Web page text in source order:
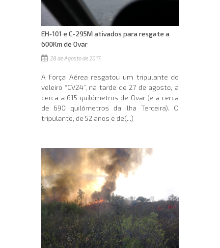
EH-101 e C-295M ativados para resgate a
600Km de Ovar
28 de Agosto de 2017
A Força Aérea resgatou um tripulante do
veleiro “CV24”, na tarde de 27 de agosto, a
cerca a 615 quilómetros de Ovar (e a cerca
de 690 quilómetros da ilha Terceira). O
tripulante, de 52 anos e de(...)